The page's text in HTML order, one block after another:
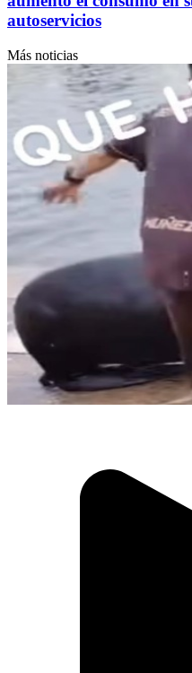
autoservicios
Más noticias